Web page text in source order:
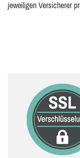
jeweiligen Versicherer